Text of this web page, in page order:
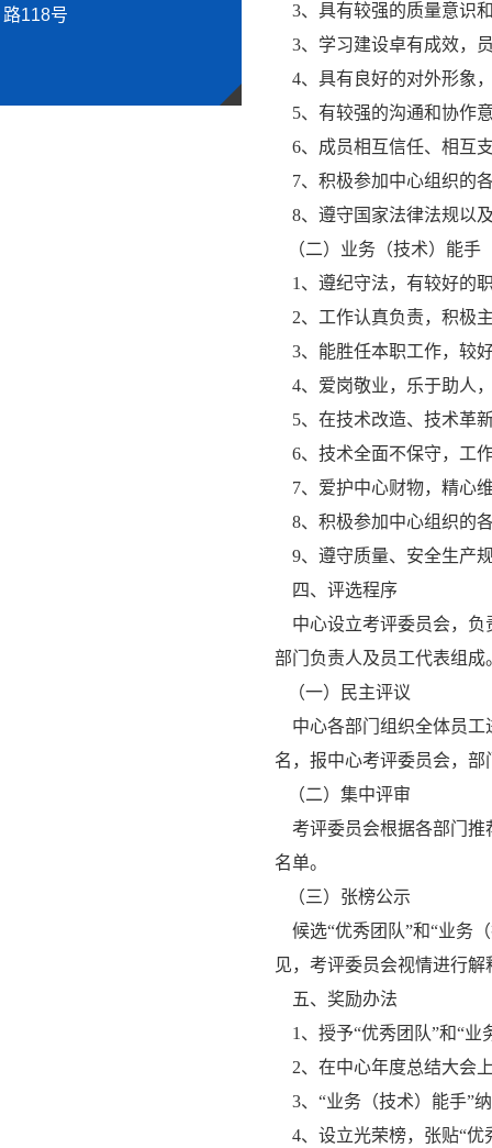
路118号
3、具有较强的质量意识
3、学习建设卓有成效，
4、具有良好的对外形象
5、有较强的沟通和协作
6、成员相互信任、相互
7、积极参加中心组织的
8、遵守国家法律法规以
（二）业务（技术）能手
1、遵纪守法，有较好的
2、工作认真负责，积极
3、能胜任本职工作，较
4、爱岗敬业，乐于助人
5、在技术改造、技术革
6、技术全面不保守，工
7、爱护中心财物，精心
8、积极参加中心组织的
9、遵守质量、安全生产
四、评选程序
中心设立考评委员会，负
部门负责人及员工代表组成
（一）民主评议
中心各部门组织全体员工
名，报中心考评委员会，部
（二）集中评审
考评委员会根据各部门推
名单。
（三）张榜公示
候选“优秀团队”和“业务
见，考评委员会视情进行
五、奖励办法
1、授予“优秀团队”和“
2、在中心年度总结大会
3、“业务（技术）能手”
4、设立光荣榜，张贴“优